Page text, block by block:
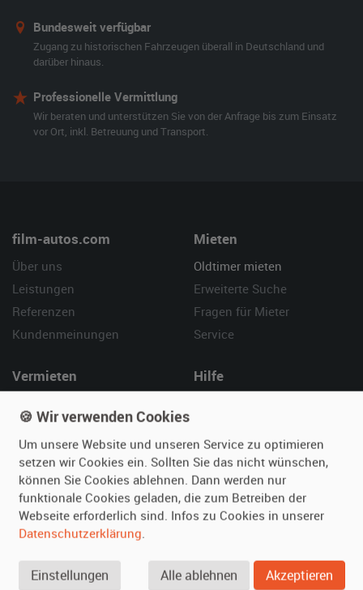
Bundesweit verfügbar
Zugang zu historischen Fahrzeugen überall in Deutschland und
darüber hinaus.
Professionelle Vermittlung
Wir beraten und unterstützen Sie von der Anfrage bis zum Einsatz
vor Ort, inkl. Betreuung und Transport.
film-autos.com
Über uns
Leistungen
Referenzen
Kundenmeinungen
Mieten
Oldtimer mieten
Erweiterte Suche
Fragen für Mieter
Service
Vermieten
Fotos senden
Fragen für Vermieter
Inserat verwalten
Hilfe
Kontakt
SPECIAL
Berühmte Filmautos –
🍪 Wir verwenden Cookies
Um unsere Website und unseren Service zu optimieren
setzen wir Cookies ein. Sollten Sie das nicht wünschen,
können Sie Cookies ablehnen. Dann werden nur
funktionale Cookies geladen, die zum Betreiben der
Webseite erforderlich sind. Infos zu Cookies in unserer
Datenschutzerklärung.
Einstellungen Alle ablehnen Akzeptieren